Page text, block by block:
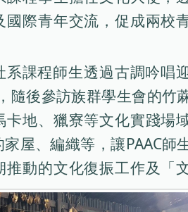
國際青年交流，促成兩校
系課程師生透過古調吟唱
隨後參訪族群學生會的竹
卡地、獵寮等文化實踐場
屋、編織等，讓PAAC師
推動的文化復振工作及「